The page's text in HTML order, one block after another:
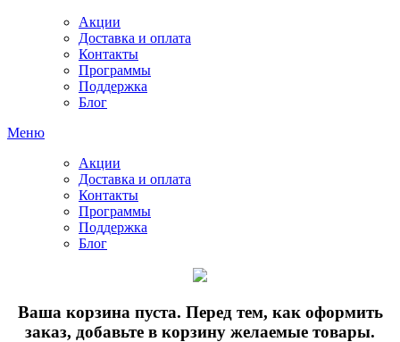
Акции
Доставка и оплата
Контакты
Программы
Поддержка
Блог
Меню
Акции
Доставка и оплата
Контакты
Программы
Поддержка
Блог
Ваша корзина пуста. Перед тем, как оформить
заказ, добавьте в корзину желаемые товары.